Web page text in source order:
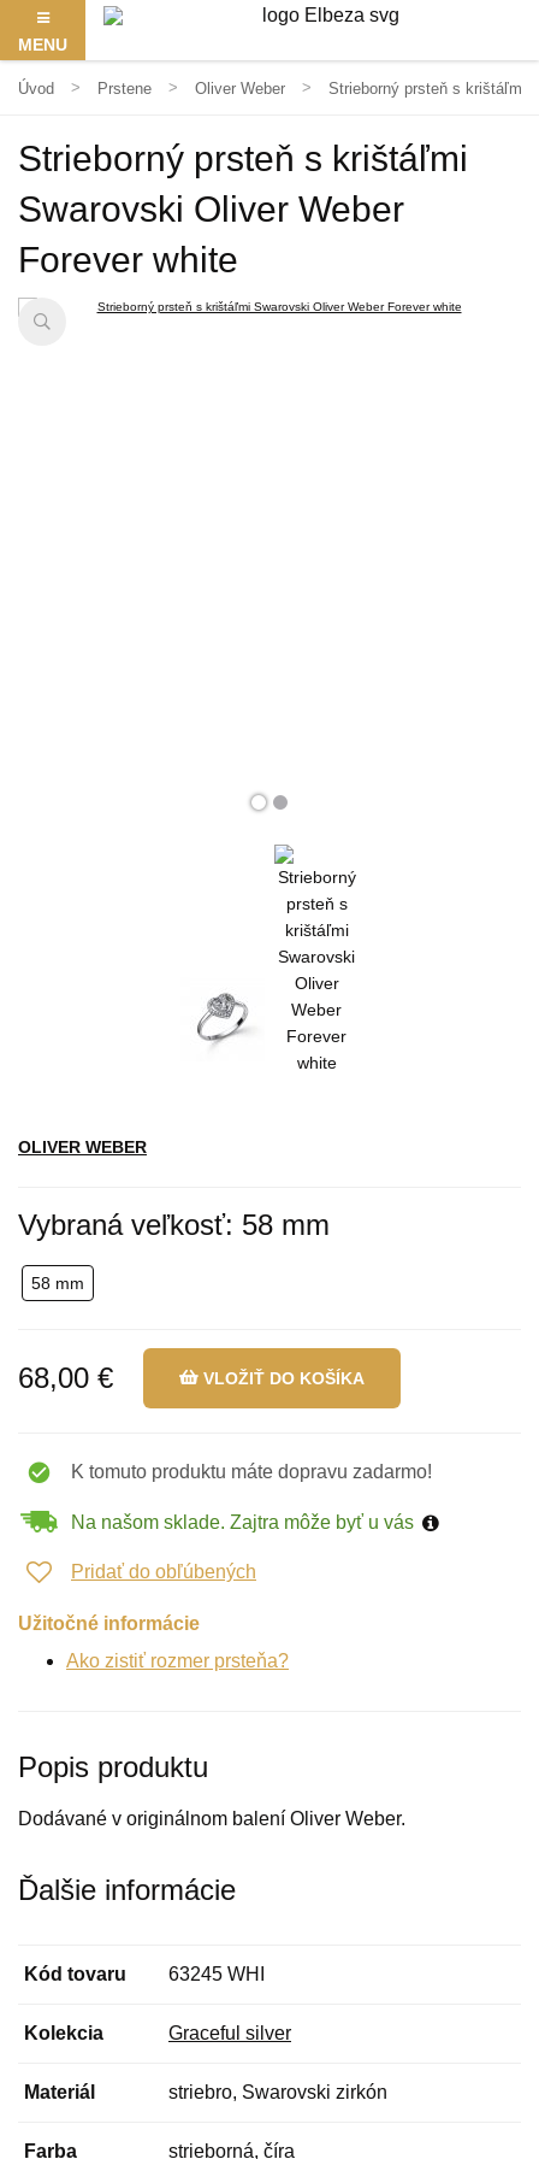
MENU
Úvod Prstene Oliver Weber Strieborný prsteň s krištáľmi
Strieborný prsteň s krištáľmi
Swarovski Oliver Weber
Forever white
OLIVER WEBER
Vybraná veľkosť: 58 mm
58 mm
68,00 € VLOŽIŤ DO KOŠÍKA
K tomuto produktu máte dopravu zadarmo!
Na našom sklade. Zajtra môže byť u vás
Pridať do obľúbených
Užitočné informácie
Ako zistiť rozmer prsteňa?
Popis produktu
Dodávané v originálnom balení Oliver Weber.
Ďalšie informácie
Kód tovaru 63245 WHI
Kolekcia Graceful silver
Materiál striebro, Swarovski zirkón
Farba strieborná, číra